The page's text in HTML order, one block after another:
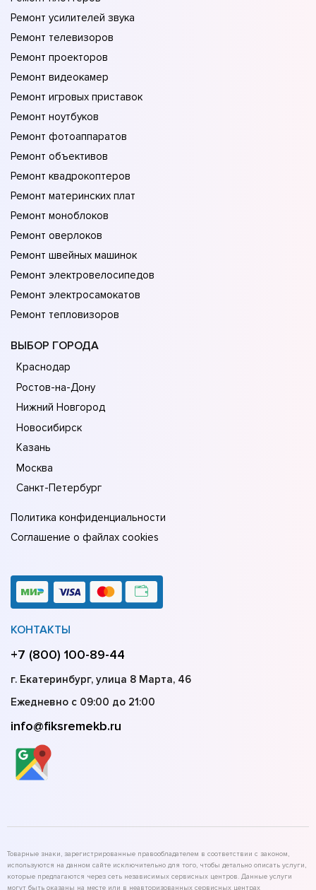
Ремонт усилителей звука
Ремонт телевизоров
Ремонт проекторов
Ремонт видеокамер
Ремонт игровых приставок
Ремонт ноутбуков
Ремонт фотоаппаратов
Ремонт объективов
Ремонт квадрокоптеров
Ремонт материнских плат
Ремонт моноблоков
Ремонт оверлоков
Ремонт швейных машинок
Ремонт электровелосипедов
Ремонт электросамокатов
Ремонт тепловизоров
ВЫБОР ГОРОДА
Краснодар
Ростов-на-Дону
Нижний Новгород
Новосибирск
Казань
Москва
Санкт-Петербург
Политика конфиденциальности
Соглашение о файлах cookies
КОНТАКТЫ
+7 (800) 100-89-44
г. Екатеринбург, улица 8 Марта, 46
Ежедневно с 09:00 до 21:00
info@fiksremekb.ru
Товарные знаки, зарегистрированные правообладателем в соответствии с законом,
используются на данном сайте исключительно для того, чтобы детально описать услуги,
которые предлагаются через сеть независимых сервисных центров. Данные услуги
могут быть оказаны на месте или в неавторизованных сервисных центрах